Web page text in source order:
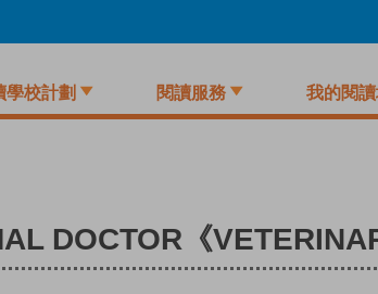
學校計劃 閱讀服務 我的閱
DOCTOR《